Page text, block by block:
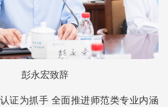
彭永宏致辞
证为抓手 全面推进师范类专业内涵